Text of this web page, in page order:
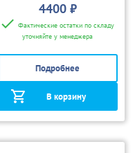
4400 ₽
Фактические остатки по складу
уточняйте у менеджера
Подробнее
В корзину